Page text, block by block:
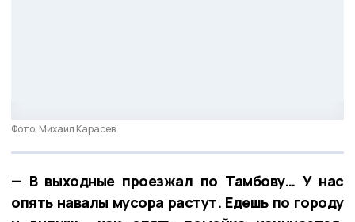
Фото: Михаил Карасев
— В выходные проезжал по Тамбову… У нас
опять навалы мусора растут. Едешь по городу